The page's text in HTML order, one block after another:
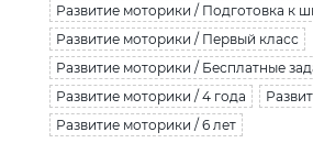
Развитие моторики / Подготовка к
Развитие моторики / Первый класс
Развитие моторики / Бесплатные
Развитие моторики / 4 года
Развитие моторики / 6 лет